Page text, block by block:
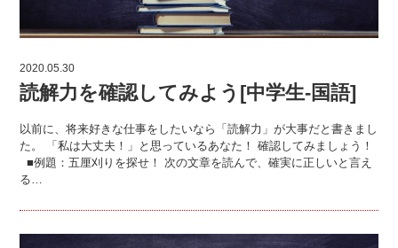
2020.05.30
読解力を確認してみよう[中学生-国語]
以前に、将来好きな仕事をしたいなら「読解力」が大事だと書きまし
た。 「私は大丈夫！」と思っているあなた！ 確認してみましょう！
■例題：五厘刈りを探せ！ 次の文章を読んで、確実に正しいと言え
る…